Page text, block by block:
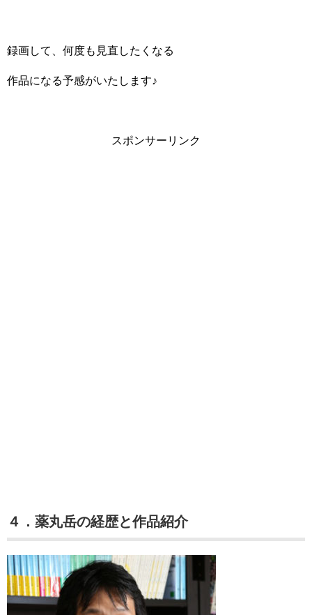
録画して、何度も見直したくなる
作品になる予感がいたします♪
スポンサーリンク
４．薬丸岳の経歴と作品紹介